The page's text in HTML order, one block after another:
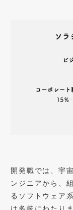
開発職では、宇
ンジニアから、
るソフトウェア
は多岐にわたり